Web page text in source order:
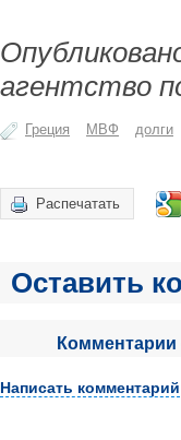
агентство
Греция МВФ долги
Распечатать
Оставить
Комментарии
Написать комментарий